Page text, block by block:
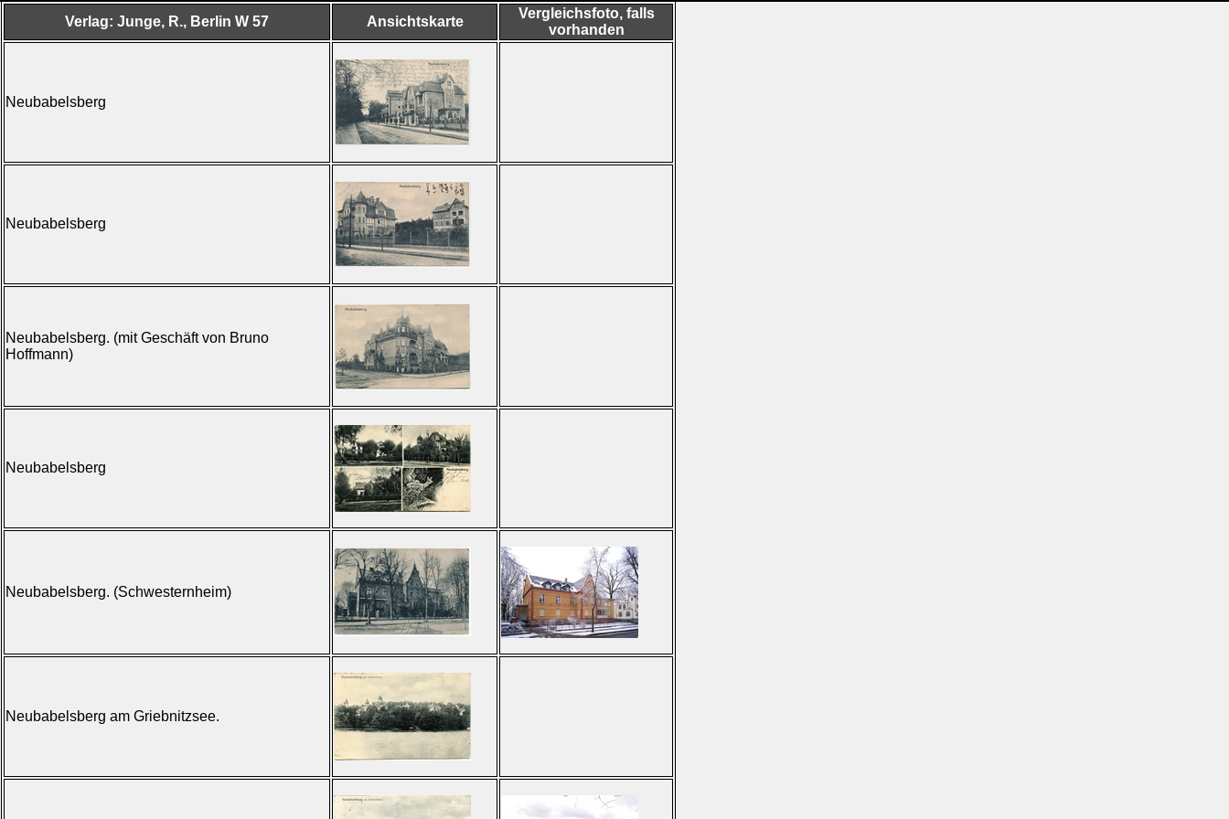
Verlag: Junge, R., Berlin W 57 Ansichtskarte
Vergleichsfoto, falls
vorhanden
Neubabelsberg
Neubabelsberg
Neubabelsberg. (mit Geschäft von Bruno
Hoffmann)
Neubabelsberg
Neubabelsberg. (Schwesternheim)
Neubabelsberg am Griebnitzsee.